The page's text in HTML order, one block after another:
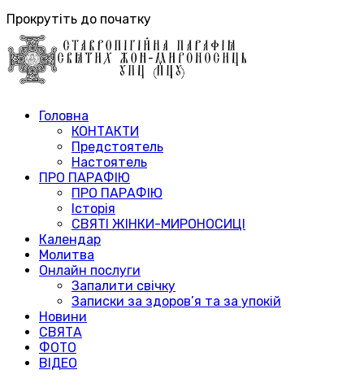
Прокрутіть до початку
Головна
КОНТАКТИ
Предстоятель
Настоятель
ПРО ПАРАФІЮ
ПРО ПАРАФІЮ
Історія
СВЯТІ ЖІНКИ-МИРОНОСИЦІ
Календар
Молитва
Онлайн послуги
Запалити свічку
Записки за здоров’я та за упокій
Новини
СВЯТА
ФОТО
ВІДЕО